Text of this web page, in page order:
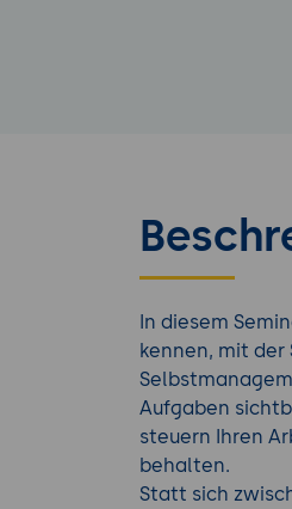
In diesem
kennen, mit der
Aufgaben
steuern Ihren
behalten.
Statt sich